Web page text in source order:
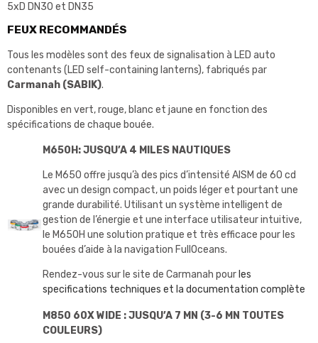
5xD DN30 et DN35
FEUX RECOMMANDÉS
Tous les modèles sont des feux de signalisation à LED auto
contenants (LED self-containing lanterns), fabriqués par
Carmanah (SABIK).
Disponibles en vert, rouge, blanc et jaune en fonction des
spécifications de chaque bouée.
M650H: JUSQU’A 4 MILES NAUTIQUES
Le M650 offre jusqu’à des pics d’intensité AISM de 60 cd
avec un design compact, un poids léger et pourtant une
grande durabilité. Utilisant un système intelligent de
gestion de l’énergie et une interface utilisateur intuitive,
le M650H une solution pratique et très efficace pour les
bouées d’aide à la navigation FullOceans.
Rendez-vous sur le site de Carmanah pour les
specifications techniques et la documentation complète
M850 60X WIDE : JUSQU’A 7 MN (3-6 MN TOUTES
COULEURS)